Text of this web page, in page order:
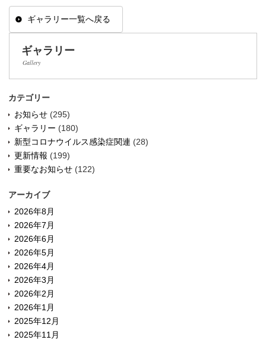
ギャラリー一覧へ戻る
ギャラリー
Gallery
カテゴリー
お知らせ (295)
ギャラリー (180)
新型コロナウイルス感染症関連 (28)
更新情報 (199)
重要なお知らせ (122)
アーカイブ
2026年8月
2026年7月
2026年6月
2026年5月
2026年4月
2026年3月
2026年2月
2026年1月
2025年12月
2025年11月